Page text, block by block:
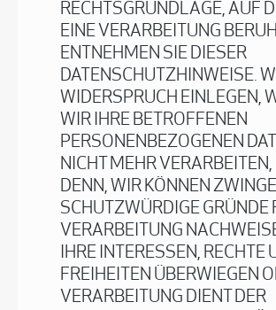
RECHTSGRUNDLAGE, AUF
EINE VERARBEITUNG
ENTNEHMEN SIE DIESER
DATENSCHUTZHINWEISE.
WIDERSPRUCH EINLEGEN,
WIR IHRE BETROFFENEN
PERSONENBEZOGENEN
NICHT MEHR VERARBEITEN,
DENN, WIR KÖNNEN
SCHUTZWÜRDIGE GRÜNDE
VERARBEITUNG
IHRE INTERESSEN, RECHTE
FREIHEITEN ÜBERWIEGEN
VERARBEITUNG DIENT DER